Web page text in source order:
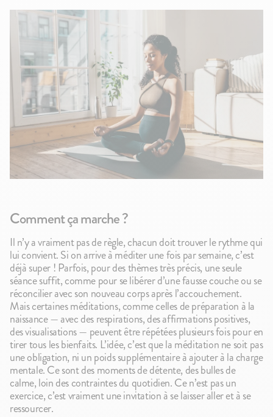
Comment ça marche ?
Il n’y a vraiment pas de règle, chacun doit trouver le rythme qui
lui convient. Si on arrive à méditer une fois par semaine, c’est
déjà super ! Parfois, pour des thèmes très précis, une seule
séance suffit, comme pour se libérer d’une fausse couche ou se
réconcilier avec son nouveau corps après l’accouchement.
Mais certaines méditations, comme celles de préparation à la
naissance — avec des respirations, des affirmations positives,
des visualisations — peuvent être répétées plusieurs fois pour en
tirer tous les bienfaits. L’idée, c’est que la méditation ne soit pas
une obligation, ni un poids supplémentaire à ajouter à la charge
mentale. Ce sont des moments de détente, des bulles de
calme, loin des contraintes du quotidien. Ce n’est pas un
exercice, c’est vraiment une invitation à se laisser aller et à se
ressourcer.